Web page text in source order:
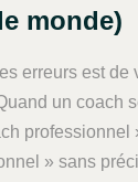
monde)
erreurs est de
un coach
professionnel
» sans